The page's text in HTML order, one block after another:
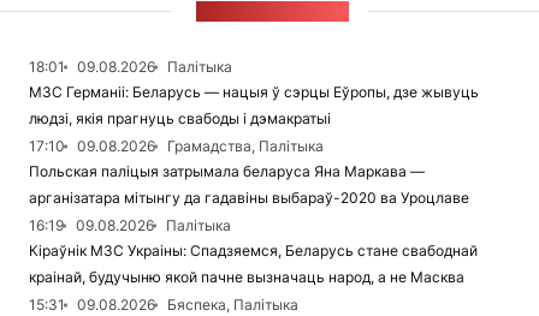
18:01 09.08.2026
Палітыка
МЗС Германіі: Беларусь — нацыя ў сэрцы Еўропы, дзе жывуць
людзі, якія прагнуць свабоды і дэмакратыі
17:10
09.08.2026
Грамадства, Палітыка
Польская паліцыя затрымала беларуса Яна Маркава —
арганізатара мітынгу да гадавіны выбараў-2020 ва Уроцлаве
16:19
09.08.2026
Палітыка
Кіраўнік МЗС Украіны: Спадзяемся, Беларусь стане свабоднай
краінай, будучыню якой пачне вызначаць народ, а не Масква
15:31
09.08.2026
Бяспека, Палітыка